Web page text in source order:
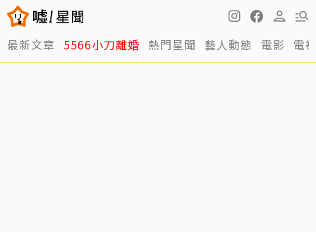
最新文章 5566小刀離婚 熱門星聞 藝人動態 電影 電